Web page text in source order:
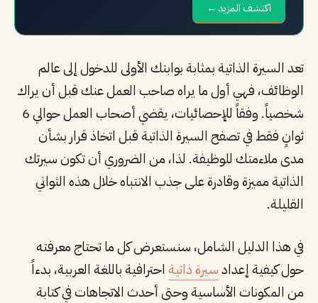
اكتشف المزيد ←
تعد السيرة الذاتية بمثابة بوابتك الأولى للدخول إلى عالم
الوظائف، فهي أول ما يراه صاحب العمل عنك قبل أن يراك
شخصياً. وفقاً للإحصائيات، يقضي أصحاب العمل حوالي 6
ثوانٍ فقط في تصفح السيرة الذاتية قبل اتخاذ قرار بشأن
مدى ملاءمتك للوظيفة. لذا، من الضروري أن تكون سيرتك
الذاتية مميزة وقادرة على جذب الانتباه خلال هذه الثواني
القليلة.
في هذا الدليل الشامل، سنستعرض كل ما تحتاج معرفته
حول كيفية إعدادسيرة ذاتية احترافية باللغة العربية، بدءاً
من المكونات الأساسية وحتى أحدث الاتجاهات في كتابة